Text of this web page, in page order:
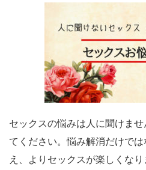
セックスの悩みは人に聞けま
てください。悩み解消だけで
え、よりセックスが楽しくなり